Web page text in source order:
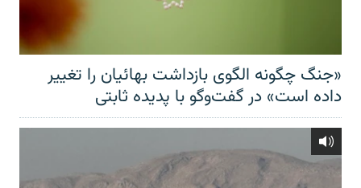
«جنگ چگونه الگوی بازداشت بهائیان را تغییر
داده است» در گفت‌وگو با پدیده ثابتی